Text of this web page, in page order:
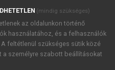
foglaltakat tudomásul
, valamint a szotar.netés a
foglaltakat
(mindig szükséges)
az oldalunkon történő
használatához, és a felhasználók
feltétlenül szükséges sütik közé
személyre szabott beállításokat